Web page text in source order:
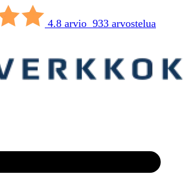
4.8 arvio 933 arvostelua